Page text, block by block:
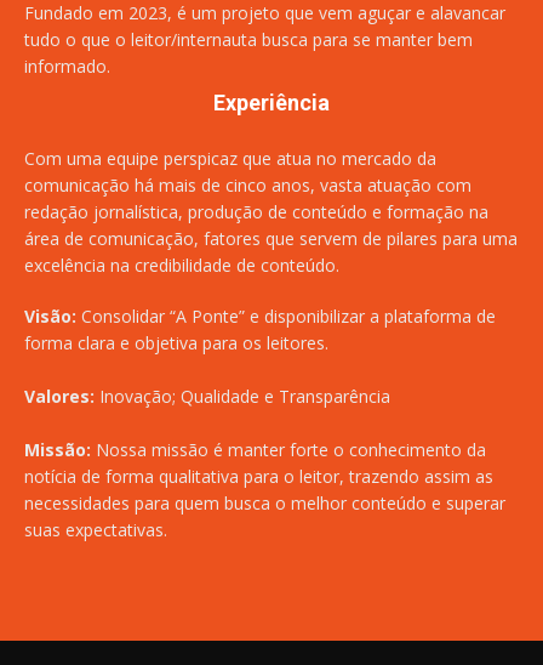
Fundado em 2023, é um projeto que vem aguçar e alavancar
tudo o que o leitor/internauta busca para se manter bem
informado.
Experiência
Com uma equipe perspicaz que atua no mercado da
comunicação há mais de cinco anos, vasta atuação com
redação jornalística, produção de conteúdo e formação na
área de comunicação, fatores que servem de pilares para uma
excelência na credibilidade de conteúdo.
Visão: Consolidar “A Ponte” e disponibilizar a plataforma de
forma clara e objetiva para os leitores.
Valores: Inovação; Qualidade e Transparência
Missão: Nossa missão é manter forte o conhecimento da
notícia de forma qualitativa para o leitor, trazendo assim as
necessidades para quem busca o melhor conteúdo e superar
suas expectativas.